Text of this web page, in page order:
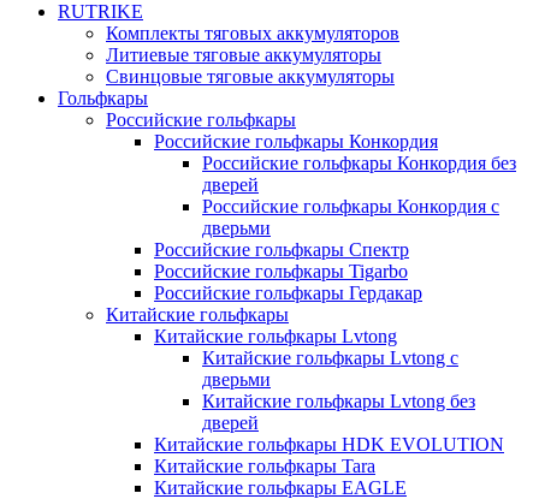
RUTRIKE
Комплекты тяговых аккумуляторов
Литиевые тяговые аккумуляторы
Свинцовые тяговые аккумуляторы
Гольфкары
Российские гольфкары
Российские гольфкары Конкордия
Российские гольфкары Конкордия без
дверей
Российские гольфкары Конкордия с
дверьми
Российские гольфкары Спектр
Российские гольфкары Tigarbo
Российские гольфкары Гердакар
Китайские гольфкары
Китайские гольфкары Lvtong
Китайские гольфкары Lvtong с
дверьми
Китайские гольфкары Lvtong без
дверей
Китайские гольфкары HDK EVOLUTION
Китайские гольфкары Tara
Китайские гольфкары EAGLE